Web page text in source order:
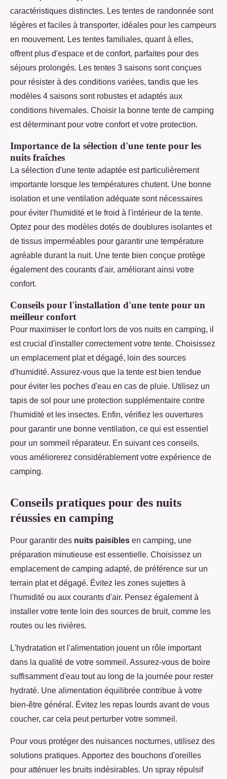
caractéristiques distinctes. Les tentes de randonnée sont
légères et faciles à transporter, idéales pour les campeurs
en mouvement. Les tentes familiales, quant à elles,
offrent plus d'espace et de confort, parfaites pour des
séjours prolongés. Les tentes 3 saisons sont conçues
pour résister à des conditions variées, tandis que les
modèles 4 saisons sont robustes et adaptés aux
conditions hivernales. Choisir la bonne tente de camping
est déterminant pour votre confort et votre protection.
Importance de la sélection d'une tente pour les
nuits fraîches
La sélection d'une tente adaptée est particulièrement
importante lorsque les températures chutent. Une bonne
isolation et une ventilation adéquate sont nécessaires
pour éviter l'humidité et le froid à l'intérieur de la tente.
Optez pour des modèles dotés de doublures isolantes et
de tissus imperméables pour garantir une température
agréable durant la nuit. Une tente bien conçue protège
également des courants d'air, améliorant ainsi votre
confort.
Conseils pour l'installation d'une tente pour un
meilleur confort
Pour maximiser le confort lors de vos nuits en camping, il
est crucial d'installer correctement votre tente. Choisissez
un emplacement plat et dégagé, loin des sources
d'humidité. Assurez-vous que la tente est bien tendue
pour éviter les poches d'eau en cas de pluie. Utilisez un
tapis de sol pour une protection supplémentaire contre
l'humidité et les insectes. Enfin, vérifiez les ouvertures
pour garantir une bonne ventilation, ce qui est essentiel
pour un sommeil réparateur. En suivant ces conseils,
vous améliorerez considérablement votre expérience de
camping.
Conseils pratiques pour des nuits
réussies en camping
Pour garantir des nuits paisibles en camping, une
préparation minutieuse est essentielle. Choisissez un
emplacement de camping adapté, de préférence sur un
terrain plat et dégagé. Évitez les zones sujettes à
l'humidité ou aux courants d'air. Pensez également à
installer votre tente loin des sources de bruit, comme les
routes ou les rivières.
L'hydratation et l'alimentation jouent un rôle important
dans la qualité de votre sommeil. Assurez-vous de boire
suffisamment d'eau tout au long de la journée pour rester
hydraté. Une alimentation équilibrée contribue à votre
bien-être général. Évitez les repas lourds avant de vous
coucher, car cela peut perturber votre sommeil.
Pour vous protéger des nuisances nocturnes, utilisez des
solutions pratiques. Apportez des bouchons d'oreilles
pour atténuer les bruits indésirables. Un spray répulsif